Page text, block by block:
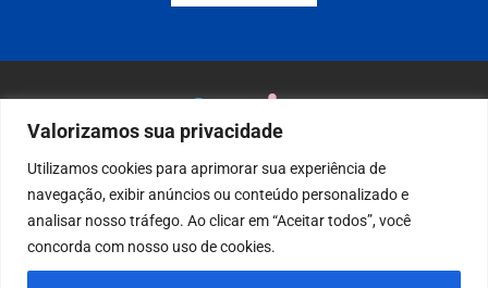
Valorizamos sua privacidade
Utilizamos cookies para aprimorar sua experiência de
navegação, exibir anúncios ou conteúdo personalizado e
analisar nosso tráfego. Ao clicar em “Aceitar todos”, você
concorda com nosso uso de cookies.
Guia São Tiago
Produção: Américo Vivas e Alexandre Caputo
Copyright 2026 © Todos os Direitos reservados